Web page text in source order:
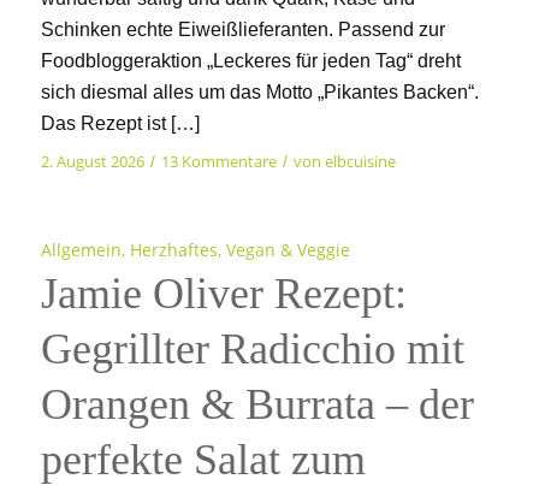
Schinken echte Eiweißlieferanten. Passend zur
Foodbloggeraktion „Leckeres für jeden Tag“ dreht
sich diesmal alles um das Motto „Pikantes Backen“.
Das Rezept ist […]
2. August 2026 / 13 Kommentare / von elbcuisine
Allgemein, Herzhaftes, Vegan & Veggie
Jamie Oliver Rezept:
Gegrillter Radicchio mit
Orangen & Burrata – der
perfekte Salat zum